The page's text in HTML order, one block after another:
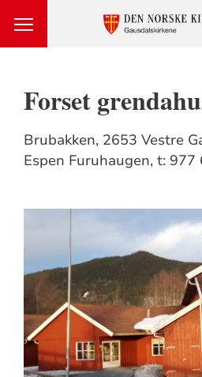
Forset
Brubakken, 2653 Vestre
Espen Furuhaugen, t: 977